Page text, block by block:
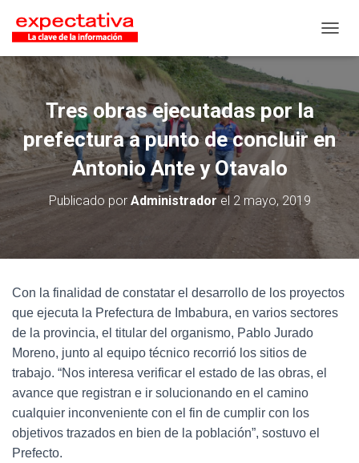
Tres obras ejecutadas por la
prefectura a punto de concluir en
Antonio Ante y Otavalo
Publicado por Administrador el 2 mayo, 2019
Con la finalidad de constatar el desarrollo de los proyectos
que ejecuta la Prefectura de Imbabura, en varios sectores
de la provincia, el titular del organismo, Pablo Jurado
Moreno, junto al equipo técnico recorrió los sitios de
trabajo. “Nos interesa verificar el estado de las obras, el
avance que registran e ir solucionando en el camino
cualquier inconveniente con el fin de cumplir con los
objetivos trazados en bien de la población”, sostuvo el
Prefecto.